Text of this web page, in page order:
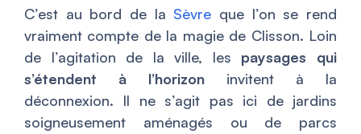
C’est au bord de la Sèvre que l’on se rend
vraiment compte de la magie de Clisson. Loin
de l’agitation de la ville, les paysages qui
s’étendent à l’horizon invitent à la
déconnexion. Il ne s’agit pas ici de jardins
soigneusement aménagés ou de parcs